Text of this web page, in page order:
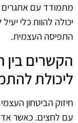
מתמודד עם
יכולה להוות כלי
התפיסה העצמית.
הקשרים בין
ליכולת
חיזוק הביטחון
עם לחצים. כאשר